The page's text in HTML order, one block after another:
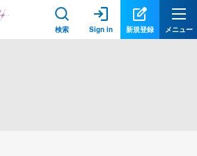
検索 Sign in 新規登録 メニュー